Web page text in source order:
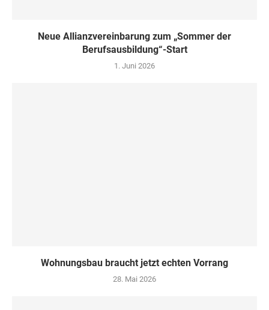
Neue Allianzvereinbarung zum „Sommer der
Berufsausbildung“-Start
1. Juni 2026
Wohnungsbau braucht jetzt echten Vorrang
28. Mai 2026